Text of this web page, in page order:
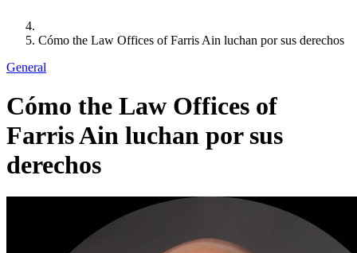
Cómo the Law Offices of Farris Ain luchan por sus derechos
General
Cómo the Law Offices of
Farris Ain luchan por sus
derechos